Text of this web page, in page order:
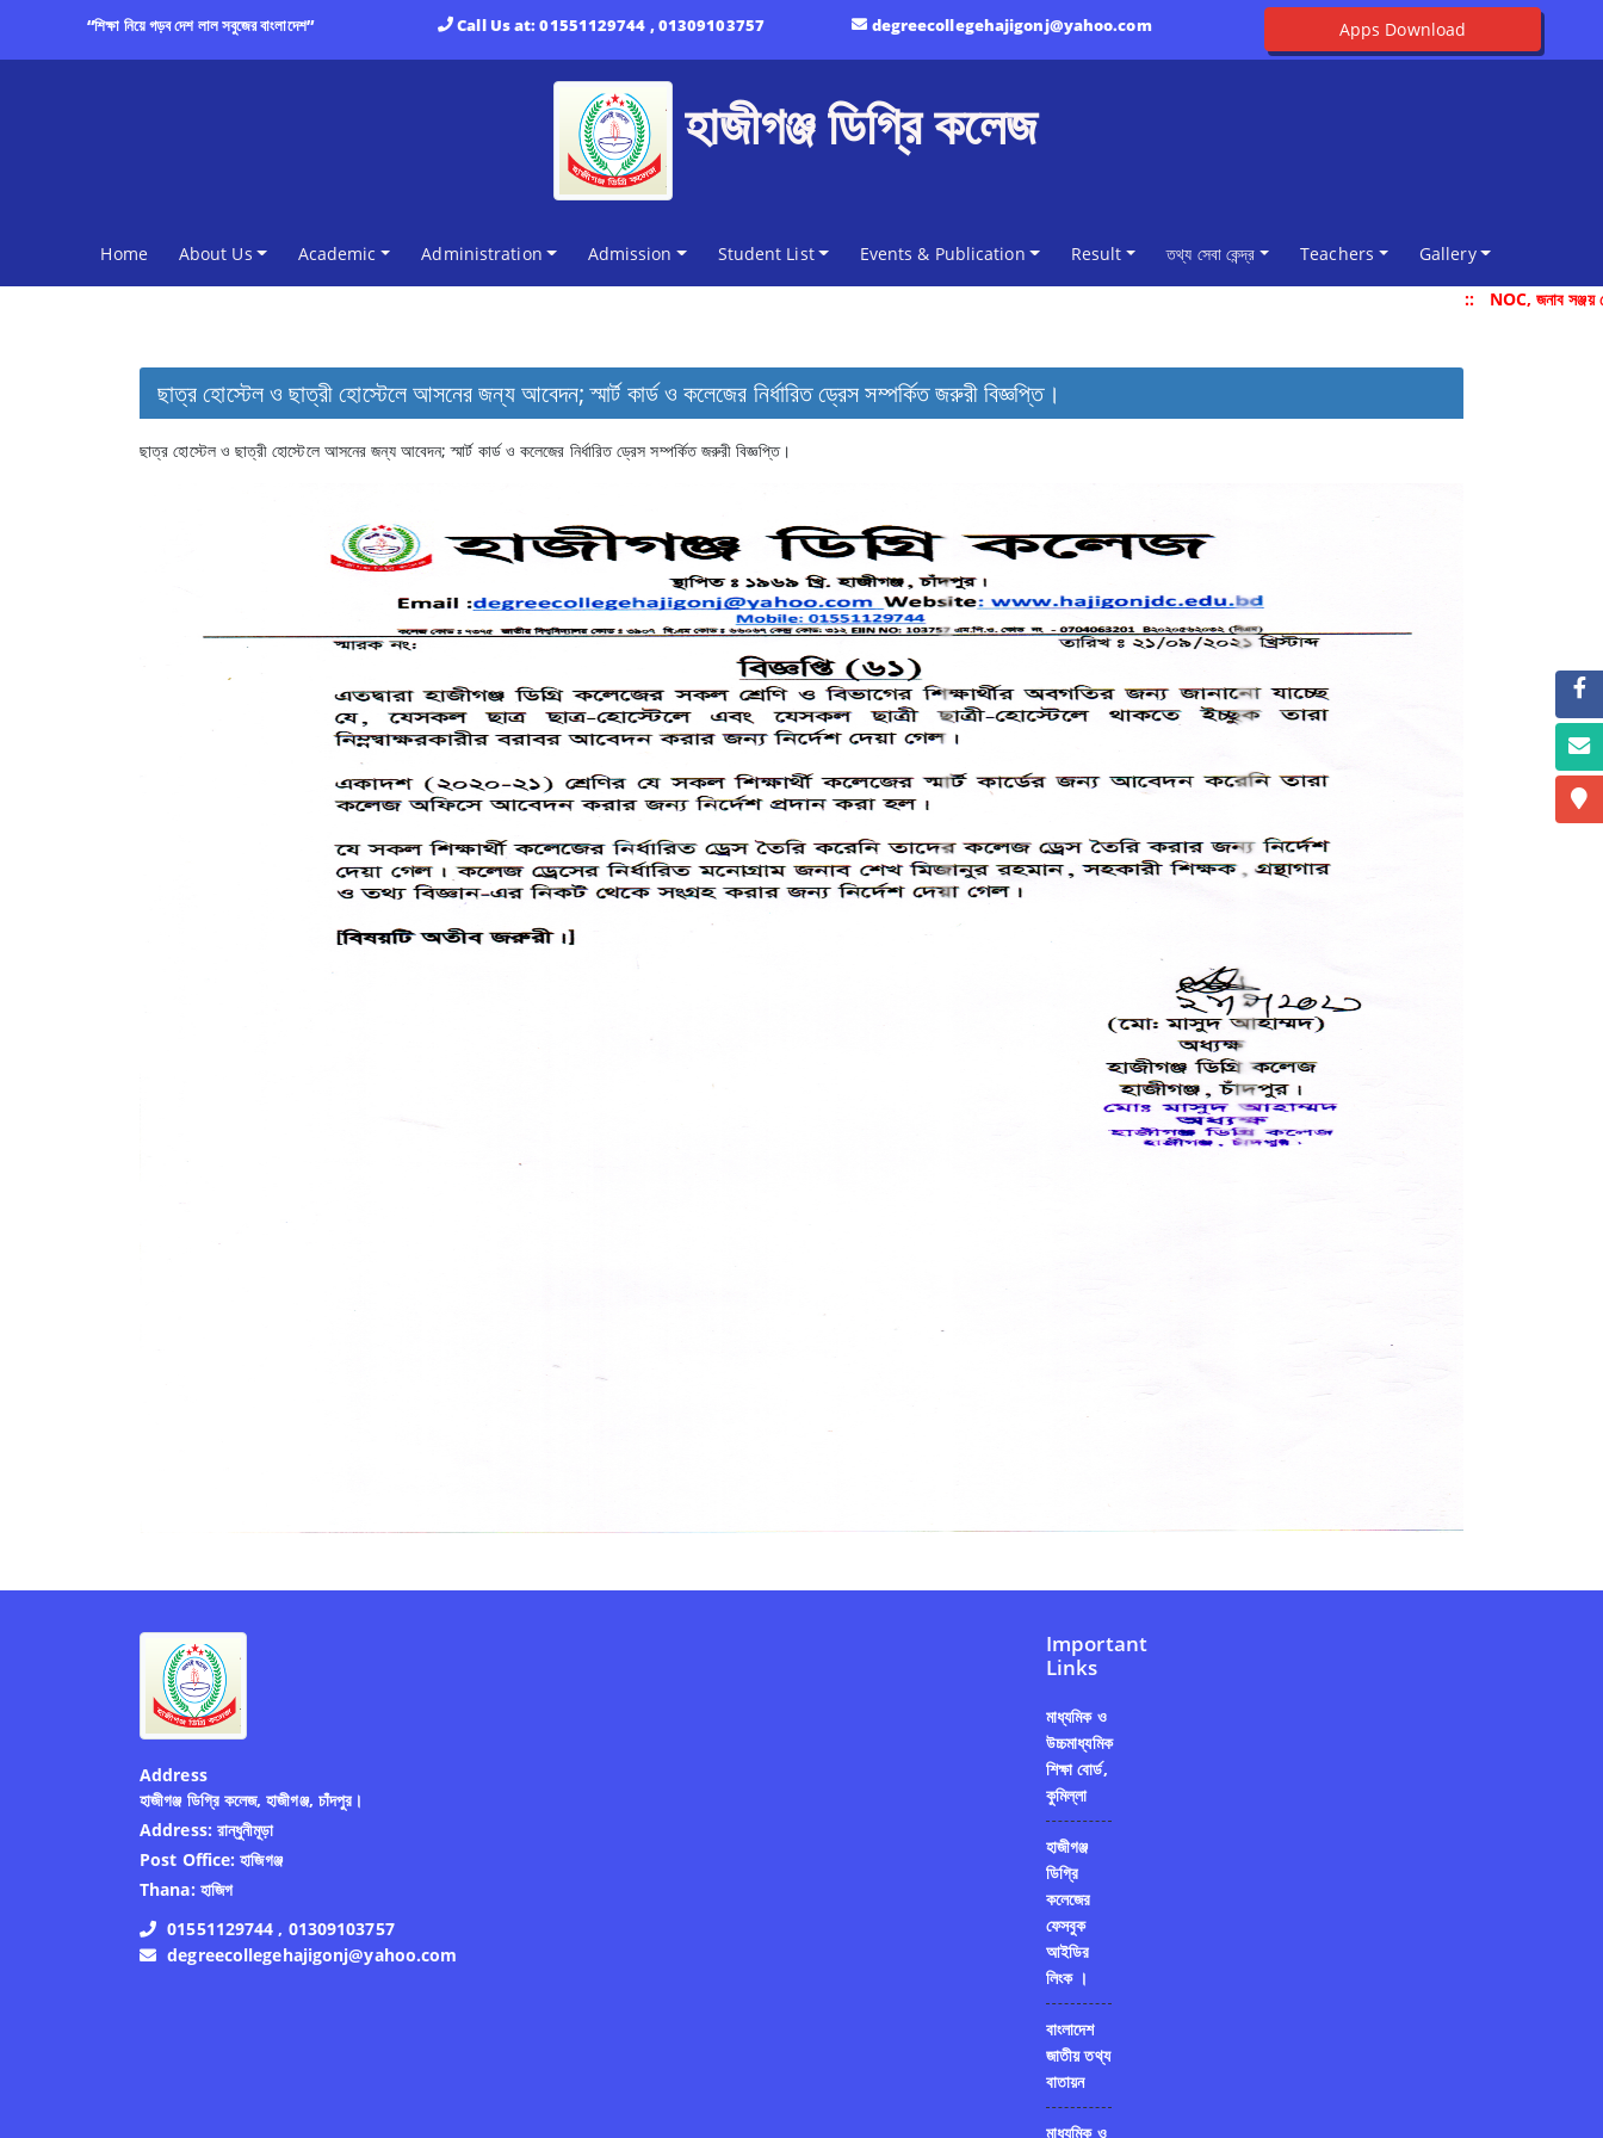
“শিক্ষা নিয়ে গড়ব দেশ লাল সবুজের বাংলাদেশ” Call Us at:01551129744 , 01309103757 degreecollegehajigonj@yahoo.com Apps Download
হাজীগঞ্জ ডিগ্রি কলেজ
Home(current)
About Us Academic Administration Admission Student List Events & Publication Result তথ্য সেবা কেন্দ্র Teachers
Gallery
::NOC, জনাব সঞ্জয়
ছাত্র হোস্টেল ও ছাত্রী হোস্টেলে আসনের জন্য আবেদন; স্মার্ট কার্ড ও কলেজের নির্ধারিত ড্রেস সম্পর্কিত জরুরী বিজ্ঞপ্তি।
ছাত্র হোস্টেল ও ছাত্রী হোস্টেলে আসনের জন্য আবেদন; স্মার্ট কার্ড ও কলেজের নির্ধারিত ড্রেস সম্পর্কিত জরুরী বিজ্ঞপ্তি।
Address
হাজীগঞ্জ ডিগ্রি কলেজ, হাজীগঞ্জ, চাঁদপুর।
Address: রান্ধুনীমূড়া
Post Office: হাজিগঞ্জ
Thana: হাজিগ
01551129744 , 01309103757
degreecollegehajigonj@yahoo.com
Important
Links
মাধ্যমিক ও
উচ্চমাধ্যমিক
শিক্ষা বোর্ড,
কুমিল্লা
হাজীগঞ্জ
ডিগ্রি
কলেজের
ফেসবুক
আইডির
লিংক ।
বাংলাদেশ
জাতীয় তথ্য
বাতায়ন
মাধ্যমিক ও